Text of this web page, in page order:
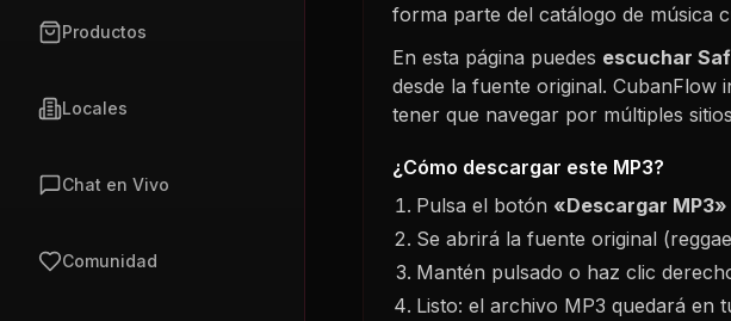
Productos
Locales
Chat en Vivo
Comunidad
forma parte del catálogo de música
En esta página puedes escuchar
desde la fuente original. CubanFlow
tener que navegar por múltiples
¿Cómo descargar este MP3?
Pulsa el botón «Descargar MP3»
Se abrirá la fuente original
Mantén pulsado o haz clic
Listo: el archivo MP3 quedará en